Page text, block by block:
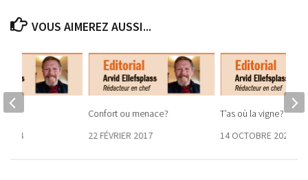
VOUS AIMEREZ AUSSI...
Confort ou menace ?
22 FÉVRIER 2017
T’as où la vigne ?
14 OCTOBRE 2021
2024